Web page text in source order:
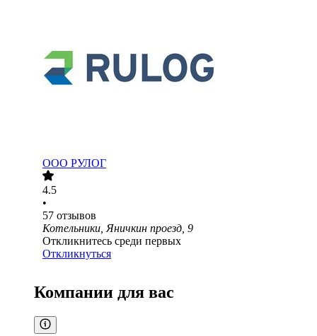
ООО РУЛОГ
4.5
•
57 отзывов
Котельники, Яничкин проезд, 9
Откликнитесь среди первых
Откликнуться
Компании для вас